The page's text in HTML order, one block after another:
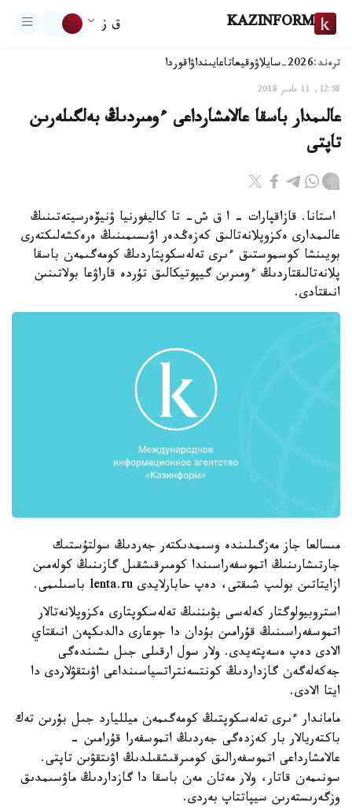
KAZINFORM ق ز
ترەند:2026-سايلاۋ وقيعاتاعايىنداۋاقوردا
12:58, 11 مامىر 2018
عالىمدار باسقا عالامشارداعى ءومىردىڭ بەلگىلەرىن
تاپتى
استانا. قازاقپارات - ا ق ش- تا كاليفورنيا ۋنيۆەرسيتەتىنىڭ
عالىمدارى ەكزوپلانەتالىق كەزەڭدەر اۋىسىمىنىڭ ەرەكشەلىكتەرى
بويىنشا كوسموستىق ءىرى تەلەسكوپتاردىڭ كومەگىمەن باسقا
پلانەتالىقتاردىڭ ءومىرىن گيپوتيكالىق تۇردە قاراۋعا بولاتىنىن
انىقتادى.
مىسالعا جاز مەزگىلىندە وسىمدىكتەر جەردىڭ سولتۇستىك
جارتىشارىنىڭ اتموسفەراسىندا كومىرقىشقىل گازىنىڭ كولەمىن
ازايتاتىن بولىپ شىقتى، دەپ حابارلايدى lenta.ru باسىلىمى.
استروبيولوگتار كەلەسى بۋىننىڭ تەلەسكوپتارى ەكزوپلانەتالار
اتموسفەراسىنىڭ قۇرامىن بۇدان دا جوعارى دالدىكپەن انىقتاي
الادى دەپ ەسەپتەيدى. ولار سول ارقىلى جىل ىشىندەگى
جەكەلەگەن گازداردىڭ كونتسەنتراتسياسىنداعى اۋىتقۋلاردى دا
ايتا الادى.
ماماندار ءىرى تەلەسكوپتىڭ كومەگىمەن ميلليارد جىل بۇرىن تەك
باكتەريالار بار كەزدەگى جەردىڭ اتموسفەرا قۇرامىن -
عالامشارداعى اتموسفەرالىق كومىرقىشقىلدىڭ اۋىتقۋىن تاپتى.
سونىمەن قاتار، ولار مەتان مەن باسقا دا گازداردىڭ ماۋسىمدىق
وزگەرىستەرىن سيپاتتاپ بەردى.